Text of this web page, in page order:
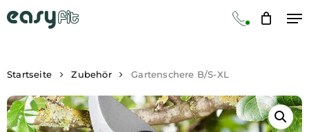
to
main
Kontakt
Startseite Zubehör Gartenschere B/S-XL